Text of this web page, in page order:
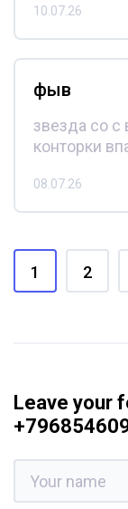
10.07.26
фыв
звезда со с
конторки
08.07.26
1 2
Leave your